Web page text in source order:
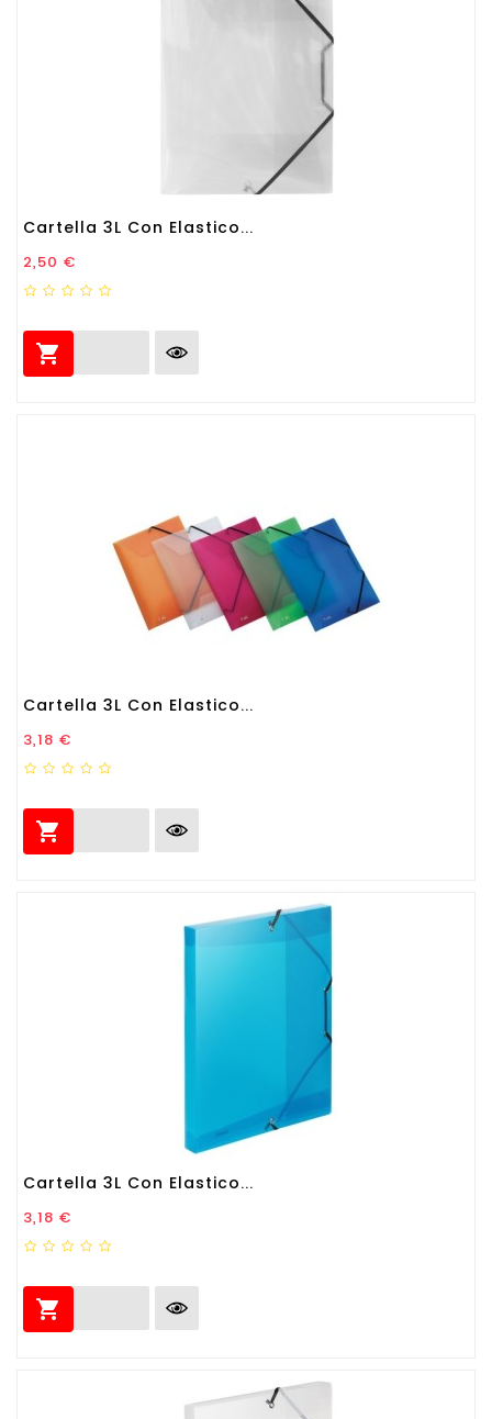
Cartella 3L Con Elastico...
Prezzo
2,50 €

Cartella 3L Con Elastico...
Prezzo
3,18 €

Cartella 3L Con Elastico...
Prezzo
3,18 €
